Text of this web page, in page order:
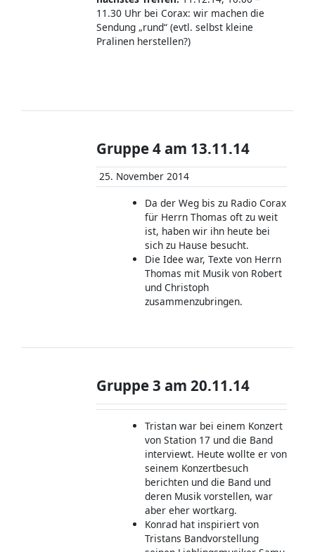
11.30 Uhr bei Corax: wir machen die
Sendung „rund“ (evtl. selbst kleine
Pralinen herstellen?)
Gruppe 4 am 13.11.14
25. November 2014
Da der Weg bis zu Radio Corax
für Herrn Thomas oft zu weit
ist, haben wir ihn heute bei
sich zu Hause besucht.
Die Idee war, Texte von Herrn
Thomas mit Musik von Robert
und Christoph
zusammenzubringen.
Gruppe 3 am 20.11.14
Tristan war bei einem Konzert
von Station 17 und die Band
interviewt. Heute wollte er von
seinem Konzertbesuch
berichten und die Band und
deren Musik vorstellen, war
aber eher wortkarg.
Konrad hat inspiriert von
Tristans Bandvorstellung